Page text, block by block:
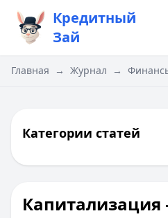
Кредитный
Зай
Главная → Журнал →
Категории статей
Капитализация